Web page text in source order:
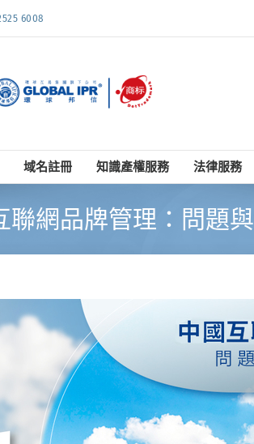
6008
域名註冊 知識產權服務 法律服務
聯網品牌管理：問題